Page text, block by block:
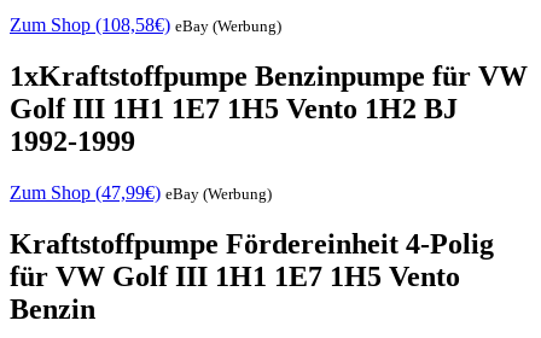
Zum Shop (108,58€) eBay (Werbung)
1xKraftstoffpumpe Benzinpumpe für VW
Golf III 1H1 1E7 1H5 Vento 1H2 BJ
1992-1999
Zum Shop (47,99€) eBay (Werbung)
Kraftstoffpumpe Fördereinheit 4-Polig
für VW Golf III 1H1 1E7 1H5 Vento
Benzin